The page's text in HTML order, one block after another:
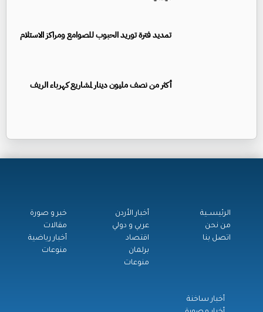
تمديد فترة توريد الحبوب للصوامع ومراكز الاستلام
أكثر من نصف مليون دينار لمشاريع كهرباء الريف
الرئيســية
من نحن
اتصل بنا
أخبار الأردن
عربي و دولي
اقتصاد
برلمان
منوعات
خبر و صورة
مقالات
أخبار رياضية
منوعات
أخبار ساخنة